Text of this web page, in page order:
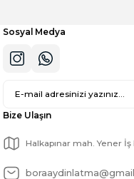
Sosyal Medya
Bize Ulaşın
Halkapınar mah. Yener İş